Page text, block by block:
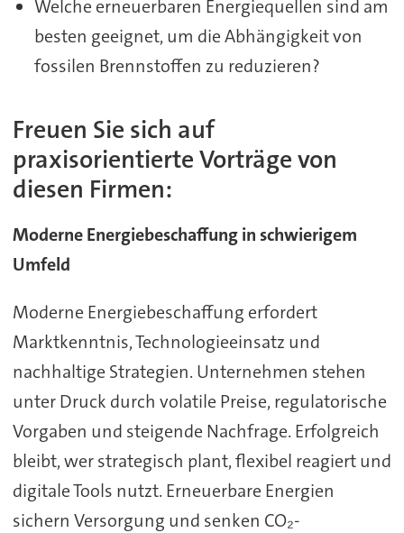
Welche erneuerbaren Energiequellen sind am
besten geeignet, um die Abhängigkeit von
fossilen Brennstoffen zu reduzieren?
Freuen Sie sich auf
praxisorientierte Vorträge von
diesen Firmen:
Moderne Energiebeschaffung in schwierigem
Umfeld
Moderne Energiebeschaffung erfordert
Marktkenntnis, Technologieeinsatz und
nachhaltige Strategien. Unternehmen stehen
unter Druck durch volatile Preise, regulatorische
Vorgaben und steigende Nachfrage. Erfolgreich
bleibt, wer strategisch plant, flexibel reagiert und
digitale Tools nutzt. Erneuerbare Energien
sichern Versorgung und senken CO₂-